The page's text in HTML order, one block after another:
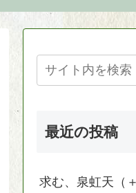
最近の投稿
求む、泉虹天（